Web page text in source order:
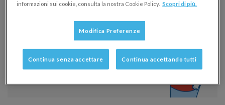
informazioni sui cookie, consulta la nostra Cookie Policy. Scopri di più.
Modifica Preferenze
Continua senza accettare Continua accettando tutti